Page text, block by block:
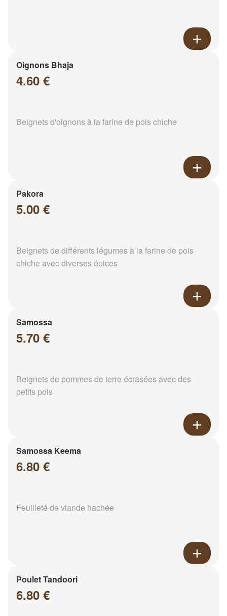
Oignons Bhaja
4.60 €
Beignets d'oignons à la farine de pois chiche
Pakora
5.00 €
Beignets de différents légumes à la farine de pois
chiche avec diverses épices
Samossa
5.70 €
Beignets de pommes de terre écrasées avec des
petits pois
Samossa Keema
6.80 €
Feuilleté de viande hachée
Poulet Tandoori
6.80 €